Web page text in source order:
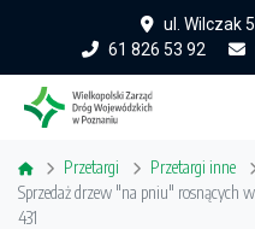
ul. Wilczak
61 826 53 92
Przetargi
Przetargi inne
Sprzedaż drzew "na pniu" rosnących
431